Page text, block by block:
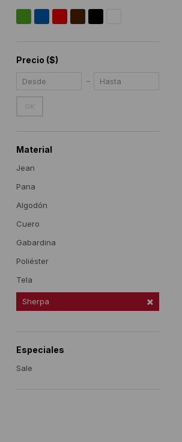
Precio ($)
Material
Jean
Pana
Algodón
Cuero
Gabardina
Poliéster
Tela
Sherpa
Especiales
Sale